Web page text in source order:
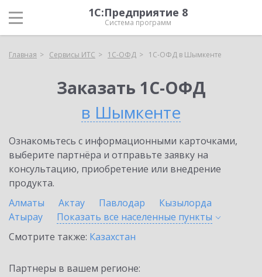
1С:Предприятие 8
Система программ
Главная Сервисы ИТС 1С-ОФД 1С-ОФД в Шымкенте
Заказать 1С-ОФД
в Шымкенте
Ознакомьтесь с информационными карточками,
выберите партнёра и отправьте заявку на
консультацию, приобретение или внедрение
продукта.
Алматы
Актау Павлодар
Кызылорда
Атырау
Показать все населенные пункты
Смотрите также: Казахстан
Партнеры в вашем регионе: